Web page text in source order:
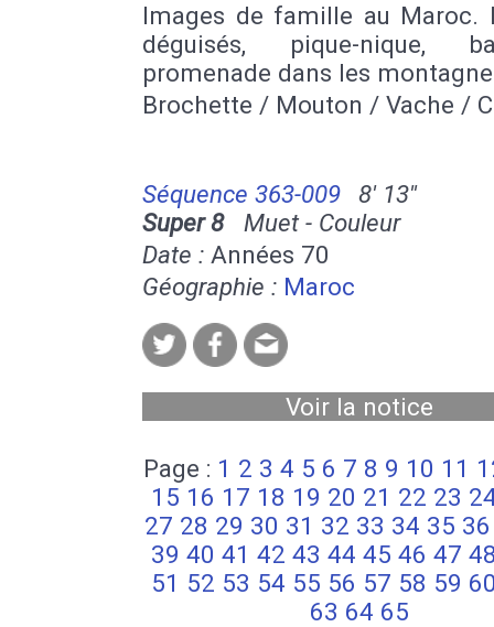
Images de famille au Maroc.
déguisés, pique-nique,
promenade dans les
Brochette / Mouton / Vache /
Séquence 363-009
8' 13''
Super 8Muet - Couleur
Date : Années 70
Géographie : Maroc
Voir la notice
Page : 1 2 3 4 5 6 7 8 9 10 11
15 16 17 18 19 20 21 22 23
27 28 29 30 31 32 33 34 35 36
39 40 41 42 43 44 45 46 47
51 52 53 54 55 56 57 58 59
63 64 65